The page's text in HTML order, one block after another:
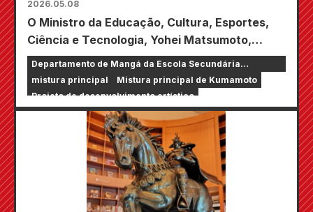
2026.05.08
O Ministro da Educação, Cultura, Esportes,
Ciência e Tecnologia, Yohei Matsumoto,
inspecionou o departamento de mangá da
Escola Secundária Takamori.
Departamento de Mangá da Escola Secundária
Takamori
mistura principal
Mistura principal de Kumamoto
Projeto de desenvolvimento artístico